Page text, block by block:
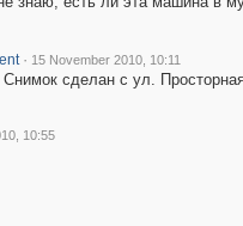
· 15 November 2010, 10:11
сделан с ул.
10:55